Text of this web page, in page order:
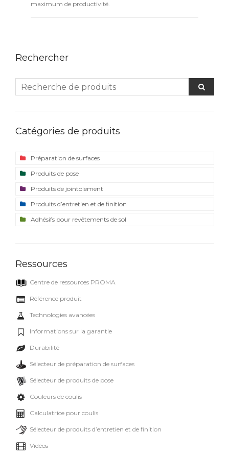
maximum de productivité.
Rechercher
Catégories de produits
Préparation de surfaces
Produits de pose
Produits de jointoiement
Produits d’entretien et de finition
Adhésifs pour revêtements de sol
Ressources
Centre de ressources PROMA
Référence produit
Technologies avancées
Informations sur la garantie
Durabilité
Sélecteur de préparation de surfaces
Sélecteur de produits de pose
Couleurs de coulis
Calculatrice pour coulis
Sélecteur de produits d’entretien et de finition
Vidéos